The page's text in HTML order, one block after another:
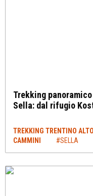
Trekking
Sella: dal rifugio
TREKKING TRENTINO
CAMMINI
#SELLA